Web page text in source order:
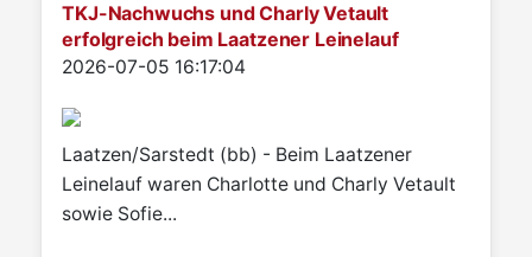
TKJ-Nachwuchs und Charly Vetault
erfolgreich beim Laatzener Leinelauf
Details
2026-07-05 16:17:04
Laatzen/Sarstedt (bb) - Beim Laatzener
Leinelauf waren Charlotte und Charly Vetault
sowie Sofie...